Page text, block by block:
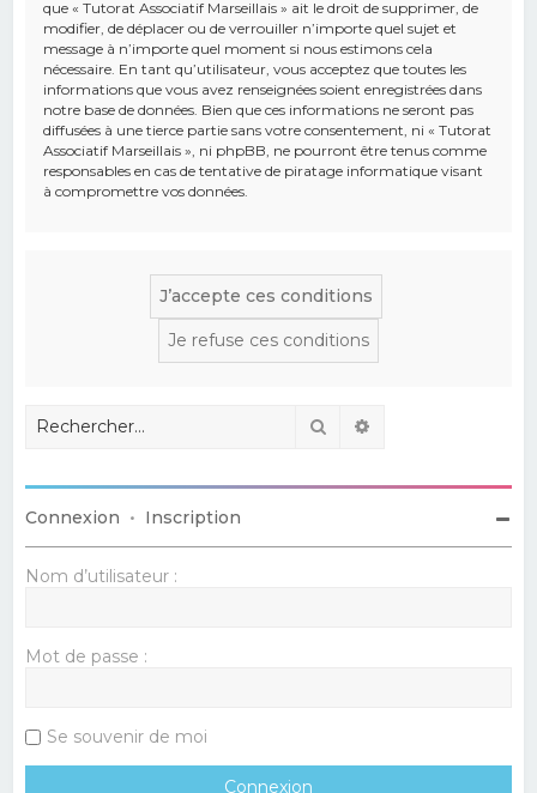
que « Tutorat Associatif Marseillais » ait le droit de supprimer, de
modifier, de déplacer ou de verrouiller n’importe quel sujet et
message à n’importe quel moment si nous estimons cela
nécessaire. En tant qu’utilisateur, vous acceptez que toutes les
informations que vous avez renseignées soient enregistrées dans
notre base de données. Bien que ces informations ne seront pas
diffusées à une tierce partie sans votre consentement, ni « Tutorat
Associatif Marseillais », ni phpBB, ne pourront être tenus comme
responsables en cas de tentative de piratage informatique visant
à compromettre vos données.
Rechercher
Connexion • Inscription
Nom d’utilisateur :
Mot de passe :
Se souvenir de moi